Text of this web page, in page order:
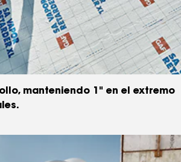
manteniendo 1" en el extremo